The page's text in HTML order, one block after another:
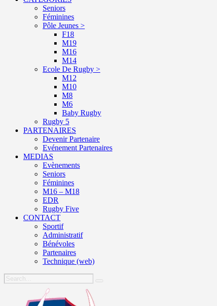
Seniors
Féminines
Pôle Jeunes >
F18
M19
M16
M14
Ecole De Rugby >
M12
M10
M8
M6
Baby Rugby
Rugby 5
PARTENAIRES
Devenir Partenaire
Evénement Partenaires
MEDIAS
Evènements
Seniors
Féminines
M16 – M18
EDR
Rugby Five
CONTACT
Sportif
Administratif
Bénévoles
Partenaires
Technique (web)